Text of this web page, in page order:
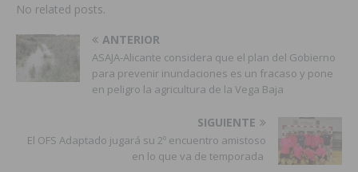
No related posts.
ANTERIOR
ASAJA-Alicante considera que el plan del Gobierno
para prevenir inundaciones es un fracaso y pone
en peligro la agricultura de la Vega Baja
SIGUIENTE
El OFS Adaptado jugará su 2º encuentro amistoso
en lo que va de temporada